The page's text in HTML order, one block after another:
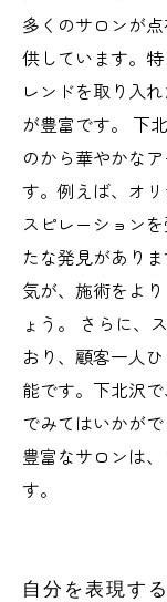
多くのサロンが
供しています。
レンドを取り入
が豊富です。 下
のから華やかな
す。例えば、オ
スピレーション
たな発見があり
気が、施術をよ
ょう。 さらに、
おり、顧客一人
能です。下北沢
でみてはいかが
豊富なサロンは
す。
自分を表現す